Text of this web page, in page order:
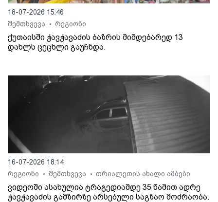
18-07-2026 15:46
შემთხვევა
• რეგიონი
ქუთაისში ჭავჭავაძის ბაზრის მიმდებარედ 13
დახლს ცეცხლი გაუჩნდა.
16-07-2026 18:14
რეგიონი
• შემთხვევა • თრიალეთის ახალი ამბები
ვიდეოში ასახულია ტრაგედიამდე 35 წამით ადრე
ჭავჭავაძის გამზირზე არსებული საგზაო მოძრაობა.